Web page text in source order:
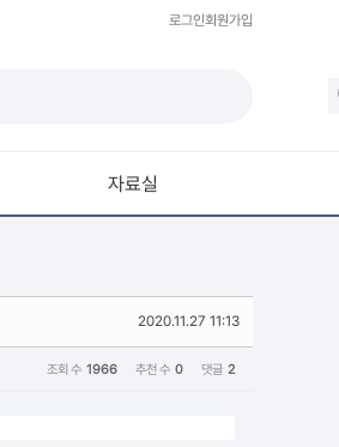
로그인회원가입
자료실
모션 / 모그라프
라이팅 / 렌더링
2020.11.27 11:13
조회 수 1966 추천 수 0 댓글 2